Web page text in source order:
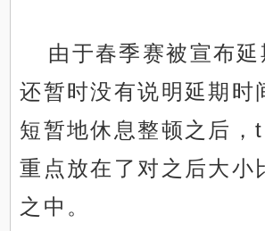
由于春季赛被宣布
还暂时没有说明延期时
短暂地休息整顿之后，
重点放在了对之后大小
之中。